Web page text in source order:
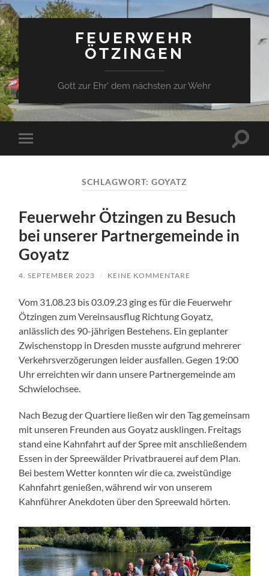
FEUERWEHR
ÖTZINGEN
Gott zur Ehr' dem nächsten zur Wehr
Mobile-
Menü
SCHLAGWORT: GOYATZ
Feuerwehr Ötzingen zu Besuch
bei unserer Partnergemeinde in
Goyatz
4. SEPTEMBER 2023 / KEINE KOMMENTARE
Vom 31.08.23 bis 03.09.23 ging es für die Feuerwehr
Ötzingen zum Vereinsausflug Richtung Goyatz,
anlässlich des 90-jährigen Bestehens. Ein geplanter
Zwischenstopp in Dresden musste aufgrund mehrerer
Verkehrsverzögerungen leider ausfallen. Gegen 19:00
Uhr erreichten wir dann unsere Partnergemeinde am
Schwielochsee.
Nach Bezug der Quartiere ließen wir den Tag gemeinsam
mit unseren Freunden aus Goyatz ausklingen. Freitags
stand eine Kahnfahrt auf der Spree mit anschließendem
Essen in der Spreewälder Privatbrauerei auf dem Plan.
Bei bestem Wetter konnten wir die ca. zweistündige
Kahnfahrt genießen, während wir von unserem
Kahnführer Anekdoten über den Spreewald hörten.